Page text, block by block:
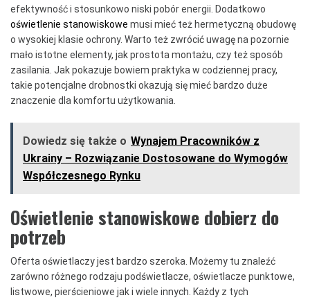
efektywność i stosunkowo niski pobór energii. Dodatkowo
oświetlenie stanowiskowe musi mieć też hermetyczną obudowę
o wysokiej klasie ochrony. Warto też zwrócić uwagę na pozornie
mało istotne elementy, jak prostota montażu, czy też sposób
zasilania. Jak pokazuje bowiem praktyka w codziennej pracy,
takie potencjalne drobnostki okazują się mieć bardzo duże
znaczenie dla komfortu użytkowania.
Dowiedz się także o Wynajem Pracowników z
Ukrainy – Rozwiązanie Dostosowane do Wymogów
Współczesnego Rynku
Oświetlenie stanowiskowe dobierz do
potrzeb
Oferta oświetlaczy jest bardzo szeroka. Możemy tu znaleźć
zarówno różnego rodzaju podświetlacze, oświetlacze punktowe,
listwowe, pierścieniowe jak i wiele innych. Każdy z tych